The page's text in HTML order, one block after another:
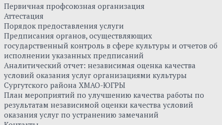
Первичная профсоюзная организация
Аттестация
Порядок предоставления услуги
Предписания органов, осуществляющих
государственный контроль в сфере культуры и отчетов об
исполнении указанных предписаний
Аналитический отчет: независимая оценка качества
условий оказания услуг организациями культуры
Сургутского района ХМАО-ЮГРЫ
План мероприятий по улучшению качества работы по
результатам независимой оценки качества условий
оказания услуг по устранению замечаний